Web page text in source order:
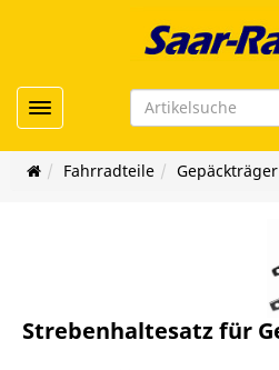
Toggle navigation
Fahrradteile Gepäckträger
Strebenhaltesatz für